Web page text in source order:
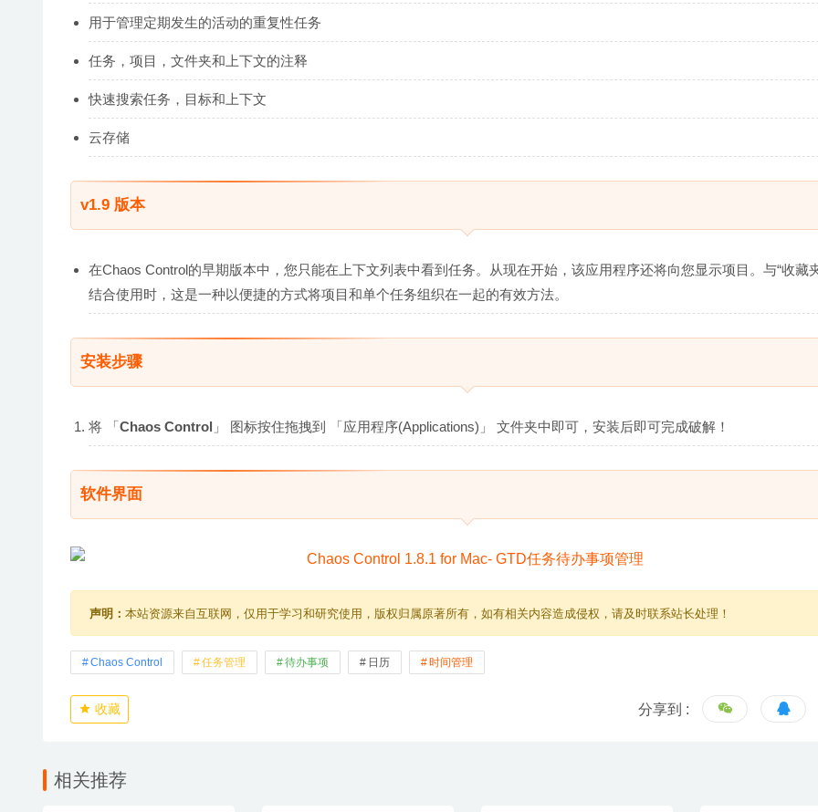
用于管理定期发生的活动的重复性任务
任务，项目，文件夹和上下文的注释
快速搜索任务，目标和上下文
云存储
v1.9 版本
在Chaos Control的早期版本中，您只能在上下文列表中看到任务。从现在开始，该应用程序还将向您显示项目。与“收藏
结合使用时，这是一种以便捷的方式将项目和单个任务组织在一起的有效方法。
安装步骤
将 「Chaos Control 」 图标按住拖拽到 「应用程序(Applications)」 文件夹中即可，安装后即可完成破解！
软件界面
声明： 本站资源来自互联网，仅用于学习和研究使用，版权归属原著所有，如有相关内容造成侵权，请及时联系站长处理！
Chaos Control 任务管理 待办事项 日历 时间管理
收藏 分享到 :
相关推荐